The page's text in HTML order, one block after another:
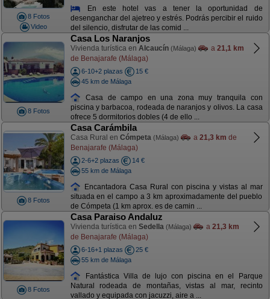
8 Fotos
Video
En este hotel vas a tener la oportunidad de
desenganchar del ajetreo y estrés. Podrás percibir el ruido
del silencio, disfrutar de las comid ...
8 Fotos
Casa Los Naranjos
Vivienda turística en Alcaucín (Málaga) a 21,1 km
de Benajarafe (Málaga)
6-10+2 plazas
15 €
45 km de Málaga
Casa de campo en una zona muy tranquila con
piscina y barbacoa, rodeada de naranjos y olivos. La casa
ofrece 5 dormitorios dobles (4 de ello ...
8 Fotos
Casa Carámbila
Casa Rural en Cómpeta (Málaga) a 21,3 km de
Benajarafe (Málaga)
2-6+2 plazas
14 €
55 km de Málaga
Encantadora Casa Rural con piscina y vistas al mar
situada en el campo a 3 km aproximadamente del pueblo
de Cómpeta (1 km aprox. es de camin ...
8 Fotos
Casa Paraiso Andaluz
Vivienda turística en Sedella (Málaga) a 21,3 km
de Benajarafe (Málaga)
6-16+1 plazas
25 €
55 km de Málaga
Fantástica Villa de lujo con piscina en el Parque
Natural rodeada de montañas, vistas al mar, recinto
vallado y equipada con jacuzzi, aire a ...